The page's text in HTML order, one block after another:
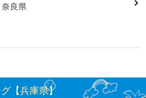
良県
【兵庫県】